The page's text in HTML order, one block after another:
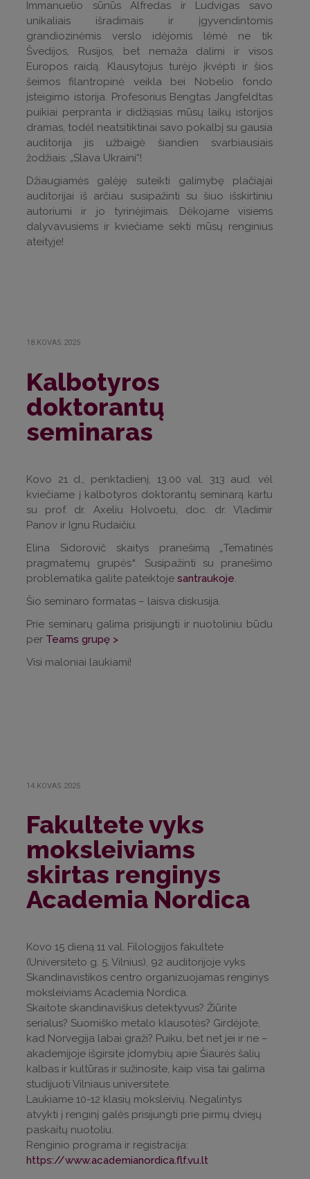
Immanuelio sūnūs Alfredas ir Ludvigas savo
unikaliais išradimais ir įgyvendintomis
grandiozinėmis verslo idėjomis lėmė ne tik
Švedijos, Rusijos, bet nemaža dalimi ir visos
Europos raidą. Klausytojus turėjo įkvėpti ir šios
šeimos filantropinė veikla bei Nobelio fondo
įsteigimo istorija. Profesorius Bengtas Jangfeldtas
puikiai perpranta ir didžiąsias mūsų laikų istorijos
dramas, todėl neatsitiktinai savo pokalbį su gausia
auditorija jis užbaigė šiandien svarbiausiais
žodžiais: „Slava Ukraini“!
Džiaugiamės galėję suteikti galimybę plačiajai
auditorijai iš arčiau susipažinti su šiuo išskirtiniu
autoriumi ir jo tyrinėjimais. Dėkojame visiems
dalyvavusiems ir kviečiame sekti mūsų renginius
ateityje!
18.KOVAS.2025
Kalbotyros
doktorantų
seminaras
Kovo 21 d., penktadienį, 13.00 val. 313 aud. vėl
kviečiame į kalbotyros doktorantų seminarą kartu
su prof. dr. Axeliu Holvoetu, doc. dr. Vladimir
Panov ir Ignu Rudaičiu.
Elina Sidorovič skaitys pranešimą
Tematinės
pragmatemų grupės“ . Susipažinti su pranešimo
problematika galite pateiktoje santraukoje
Šio seminaro formatas – laisva diskusija.
Prie seminarų galima prisijungti ir nuotoliniu būdu
per Teams grupę >
Visi maloniai laukiami!
14.KOVAS.2025
Fakultete vyks
moksleiviams
skirtas renginys
Academia Nordica
Kovo 15 dieną 11 val. Filologijos fakultete
(Universiteto g. 5, Vilnius), 92 auditorijoje vyks
Skandinavistikos centro organizuojamas renginys
moksleiviams Academia Nordica.
Skaitote skandinaviškus detektyvus? Žiūrite
serialus? Suomiško metalo klausotės? Girdėjote,
kad Norvegija labai graži? Puiku, bet net jei ir ne –
akademijoje išgirsite įdomybių apie Šiaurės šalių
kalbas ir kultūras ir sužinosite, kaip visa tai galima
studijuoti Vilniaus universitete.
Laukiame 10-12 klasių moksleivių. Negalintys
atvykti į renginį galės prisijungti prie pirmų dviejų
paskaitų nuotoliu.
Renginio programa ir registracija:
https://www.academianordica.flf.vu.lt